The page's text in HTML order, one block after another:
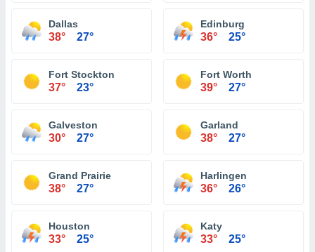
Dallas
38° 27°
Edinburg
36° 25°
Fort Stockton
37° 23°
Fort Worth
39° 27°
Galveston
30° 27°
Garland
38° 27°
Grand Prairie
38° 27°
Harlingen
36° 26°
Houston
33° 25°
Katy
33° 25°